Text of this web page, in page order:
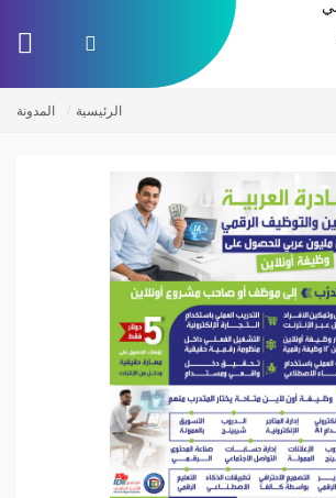
الرئيسية المدونة